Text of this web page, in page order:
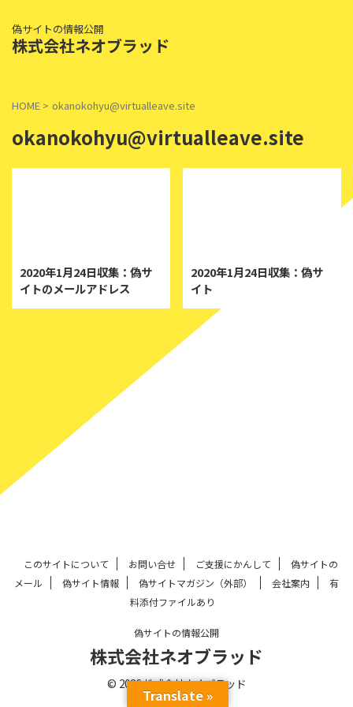
偽サイトの情報公開
株式会社ネオブラッド
HOME > okanokohyu@virtualleave.site
okanokohyu@virtualleave.site
2020年1月24日収集：偽サ
イトのメールアドレス
2020年1月24日収集：偽サ
イト
このサイトについて お問い合せ ご支援にかんして
偽サイトの
メール
偽サイト情報 偽サイトマガジン（外部） 会社案内
有
料添付ファイルあり
偽サイトの情報公開
株式会社ネオブラッド
© 2026 株式会社ネオブラッド
Translate »